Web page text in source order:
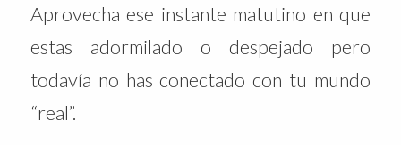
Aprovecha ese instante matutino en que
estas adormilado o despejado pero
todavía no has conectado con tu mundo
“real”.